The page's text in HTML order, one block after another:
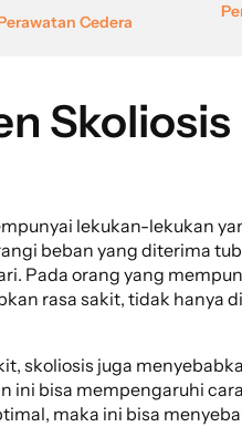
Cedera
Skoliosis
lekukan-lekukan
beban yang diterima
Pada orang yang
rasa sakit, tidak hanya
skoliosis juga
ini bisa mempengaruhi
maka ini bisa